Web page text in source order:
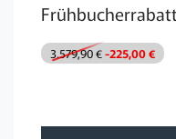
3.579,90 €-225,00 €